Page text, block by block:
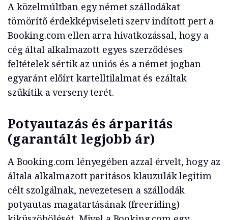
A közelmúltban egy német szállodákat
tömörítő érdekképviseleti szerv indított pert a
Booking.com ellen arra hivatkozással, hogy a
cég által alkalmazott egyes szerződéses
feltételek sértik az uniós és a német jogban
egyaránt előírt kartelltilalmat és ezáltak
szűkítik a verseny terét.
Potyautazás és árparitás
(garantált legjobb ár)
A Booking.com lényegében azzal érvelt, hogy az
általa alkalmazott paritásos klauzulák legitim
célt szolgálnak, nevezetesen a szállodák
potyautas magatartásának (freeriding)